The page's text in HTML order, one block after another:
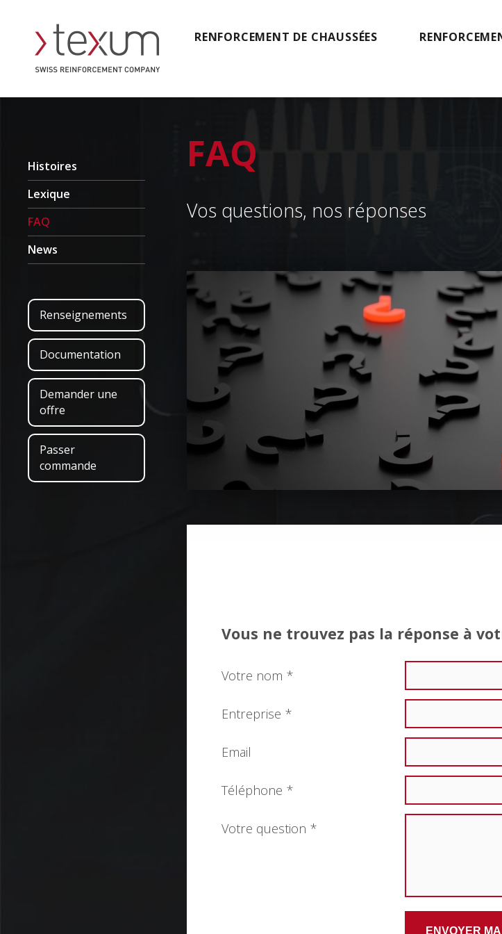
RENFORCEMENT DE CHAUSSÉES
Histoires
Lexique
FAQ
News
Renseignements
Documentation
Demander une
offre
Passer
commande
FAQ
Vos questions, nos réponses
Vous ne trouvez pas la réponse à
Votre nom *
Entreprise *
Email
Téléphone *
Votre question *